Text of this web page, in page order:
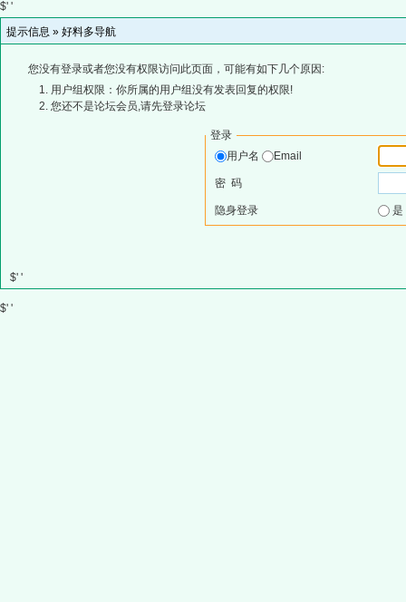
$' '
提示信息 » 好料多导航
您没有登录或者您没有权限访问此页面，可能有如下几个原因:
用户组权限：你所属的用户组没有发表回复的权限!
您还不是论坛会员,请先登录论坛
登录
用户名
Email
密 码
隐身登录
$' '
$' '